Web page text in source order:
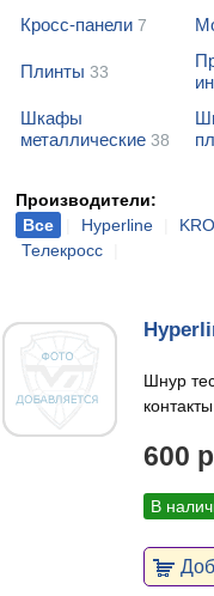
Кросс-панели 7
Плинты 33
Шкафы
металлические 38
Производители:
Все
Hyperline
Телекросс
Шнур
контакты
600
В